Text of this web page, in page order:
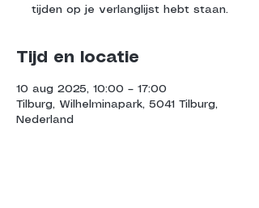
tijden op je verlanglijst hebt staan.
Tijd en locatie
10 aug 2025, 10:00 – 17:00
Tilburg, Wilhelminapark, 5041 Tilburg,
Nederland